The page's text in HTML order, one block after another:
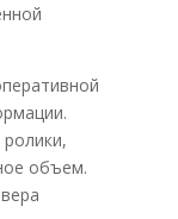
объем.